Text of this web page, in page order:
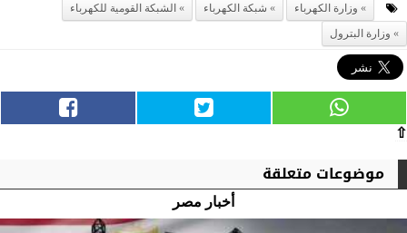
وزارة الكهرباء شبكة الكهرباء
الشبكة القومية للكهرباء
وزارة البترول
⇧
موضوعات متعلقة
أخبار مصر